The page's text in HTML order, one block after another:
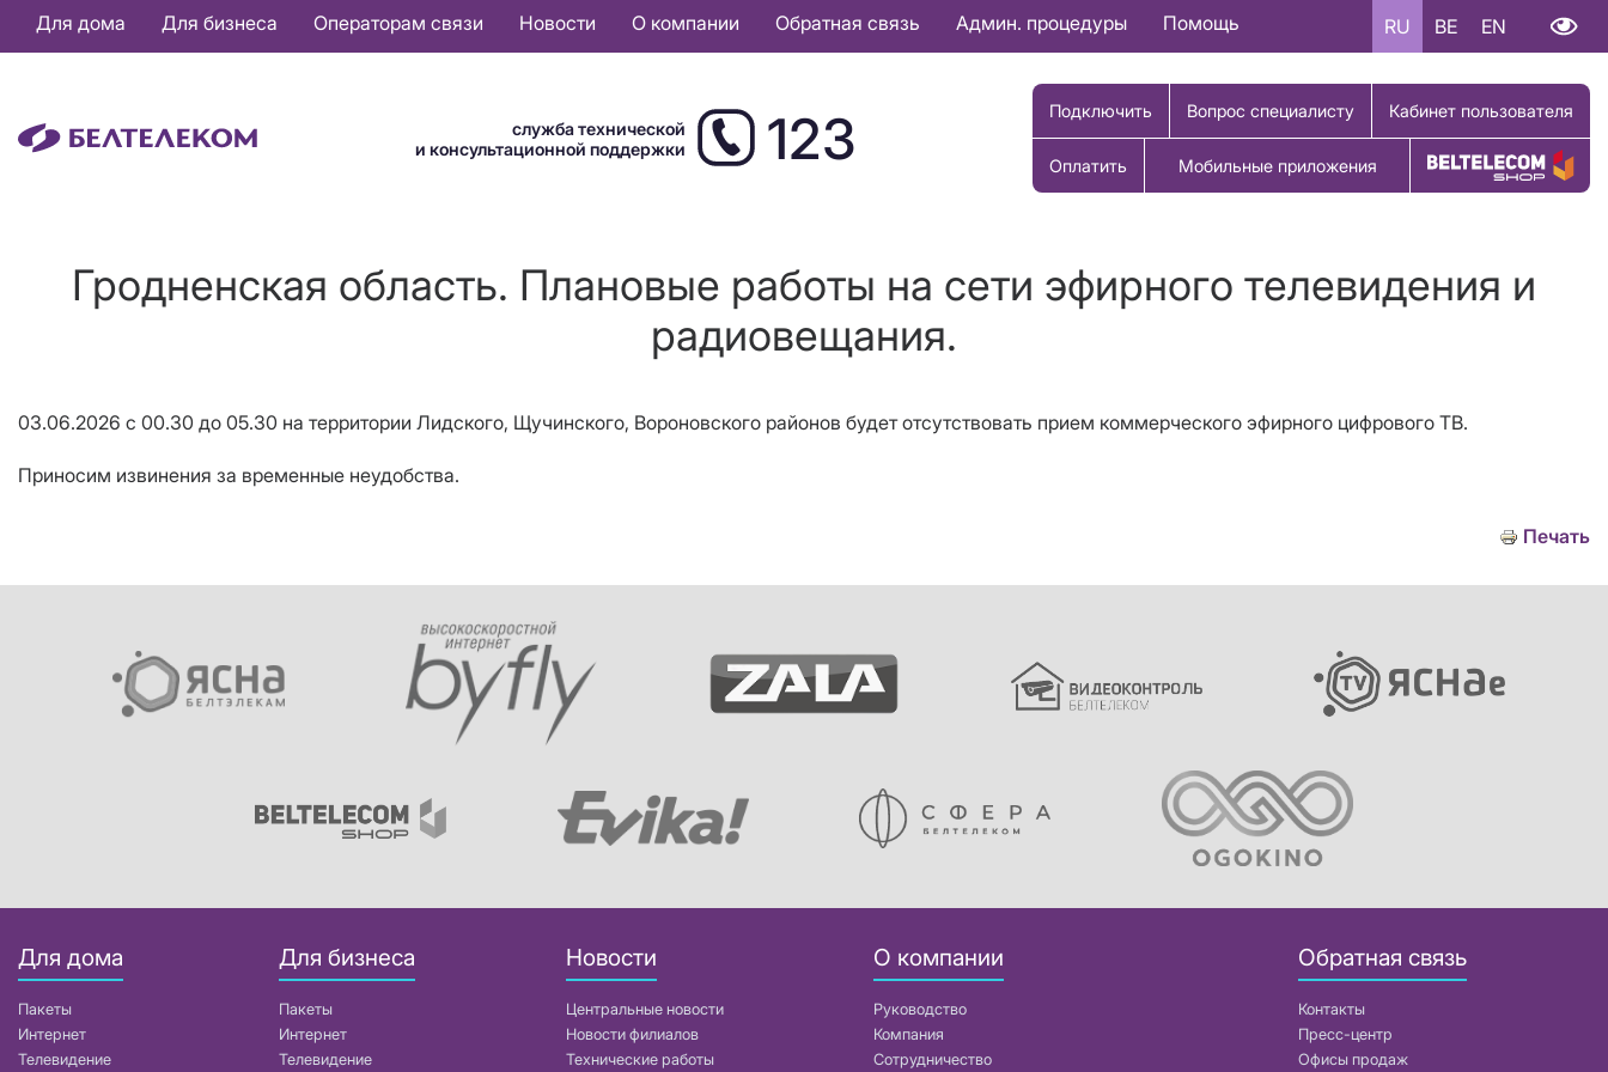
Основная
навигация
Для дома Для бизнеса Операторам связи Новости О компании Обратная связь Админ. процедуры Помощь RU BE EN
служба технической
и консультационной поддержки
123 Подключить Вопрос специалисту Кабинет пользователя
Оплатить Мобильные приложения Купить товар
Гродненская область. Плановые работы на сети эфирного телевидения и
радиовещания.
03.06.2026 с 00.30 до 05.30 на территории Лидского, Щучинского, Вороновского районов будет отсутствовать прием коммерческого эфирного цифрового ТВ.
Приносим извинения за временные неудобства.
Печать
Для дома
Пакеты
Интернет
Телевидение
Для бизнеса
Пакеты
Интернет
Телевидение
Новости
Центральные новости
Новости филиалов
Технические работы
О компании
Руководство
Компания
Сотрудничество
Обратная связь
Контакты
Пресс-центр
Офисы продаж